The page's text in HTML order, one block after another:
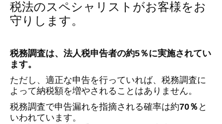
税法のスペシャリストがお客様をお
守りします。
税務調査は、法人税申告者の約5％に実施されてい
ます。
ただし、適正な申告を行っていれば、税務調査に
よって納税額を増やされることはありません。
税務調査で申告漏れを指摘される確率は約70％ と
いわれています。